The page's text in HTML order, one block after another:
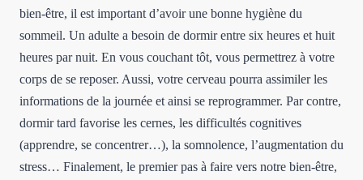
bien-être, il est important d’avoir une bonne hygiène du
sommeil. Un adulte a besoin de dormir entre six heures et huit
heures par nuit. En vous couchant tôt, vous permettrez à votre
corps de se reposer. Aussi, votre cerveau pourra assimiler les
informations de la journée et ainsi se reprogrammer. Par contre,
dormir tard favorise les cernes, les difficultés cognitives
(apprendre, se concentrer…), la somnolence, l’augmentation du
stress… Finalement, le premier pas à faire vers notre bien-être,